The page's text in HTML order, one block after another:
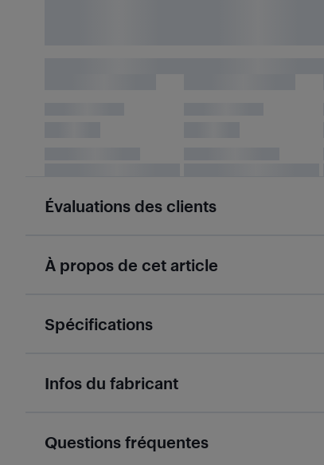
Évaluations des clients
À propos de cet article
Spécifications
Infos du fabricant
Questions fréquentes